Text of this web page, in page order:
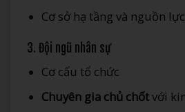
Cơ sở hạ tầng và nguồn
3. Đội ngũ nhân sự
Cơ cấu tổ chức
Chuyên gia chủ chốtvới